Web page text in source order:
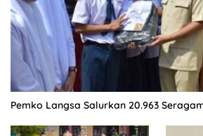
Pemko Langsa Salurkan 20.963